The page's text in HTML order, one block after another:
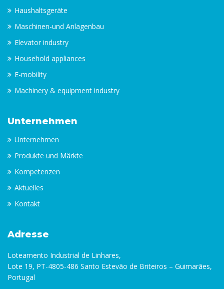
Haushaltsgeräte
Maschinen-und Anlagenbau
Elevator industry
Household appliances
E-mobility
Machinery & equipment industry
Unternehmen
Unternehmen
Produkte und Märkte
Kompetenzen
Aktuelles
Kontakt
Adresse
Loteamento Industrial de Linhares,
Lote 19, PT-4805-486 Santo Estevão de Briteiros – Guimarães,
Portugal